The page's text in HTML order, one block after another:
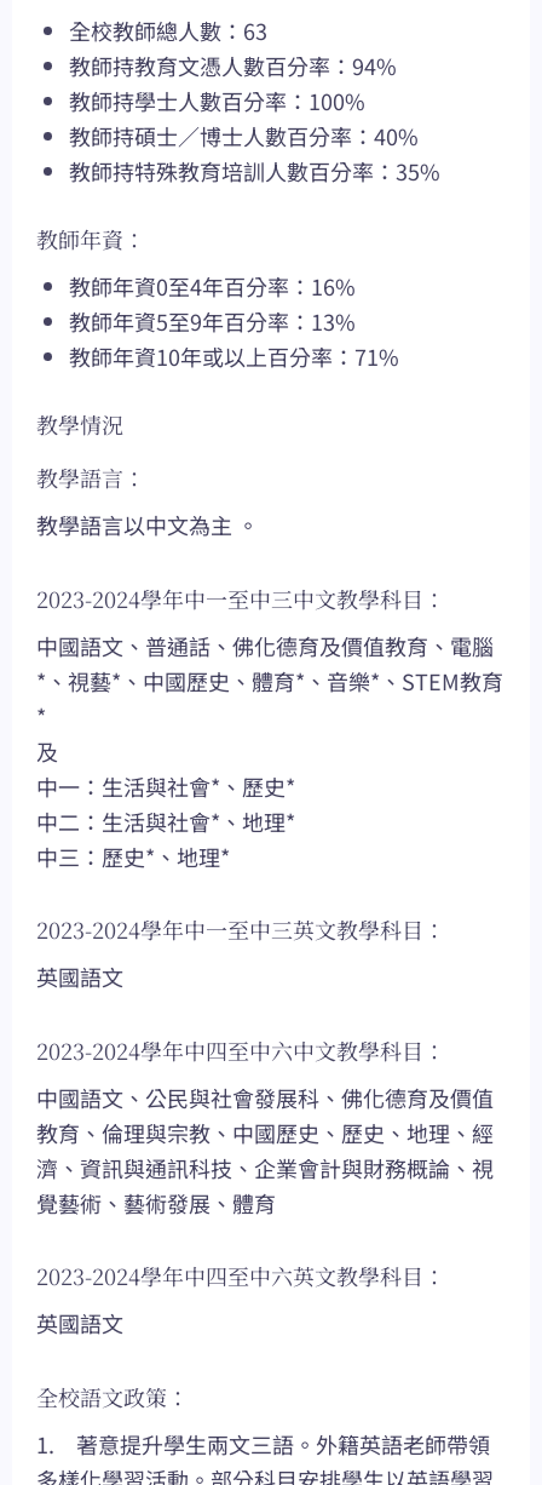
全校教師總人數：63
教師持教育文憑人數百分率：94%
教師持學士人數百分率：100%
教師持碩士／博士人數百分率：40%
教師持特殊教育培訓人數百分率：35%
教師年資：
教師年資0至4年百分率：16%
教師年資5至9年百分率：13%
教師年資10年或以上百分率：71%
教學情況
教學語言：
教學語言以中文為主 。
2023-2024學年中一至中三中文教學科目：
中國語文、普通話、佛化德育及價值教育、電腦
*、視藝*、中國歷史、體育*、音樂*、STEM教育
*
及
中一：生活與社會*、歷史*
中二：生活與社會*、地理*
中三：歷史*、地理*
2023-2024學年中一至中三英文教學科目：
英國語文
2023-2024學年中四至中六中文教學科目：
中國語文、公民與社會發展科、佛化德育及價值
教育、倫理與宗教、中國歷史、歷史、地理、經
濟、資訊與通訊科技、企業會計與財務概論、視
覺藝術、藝術發展、體育
2023-2024學年中四至中六英文教學科目：
英國語文
全校語文政策：
1. 著意提升學生兩文三語。外籍英語老師帶領
多樣化學習活動。部分科目安排學生以英語學習